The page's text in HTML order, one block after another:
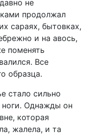
не
продолжал
сараях, бытовках,
и на авось,
поменять
Все
образца.
стало сильно
ноги. Однажды он
которая
жалела, и та